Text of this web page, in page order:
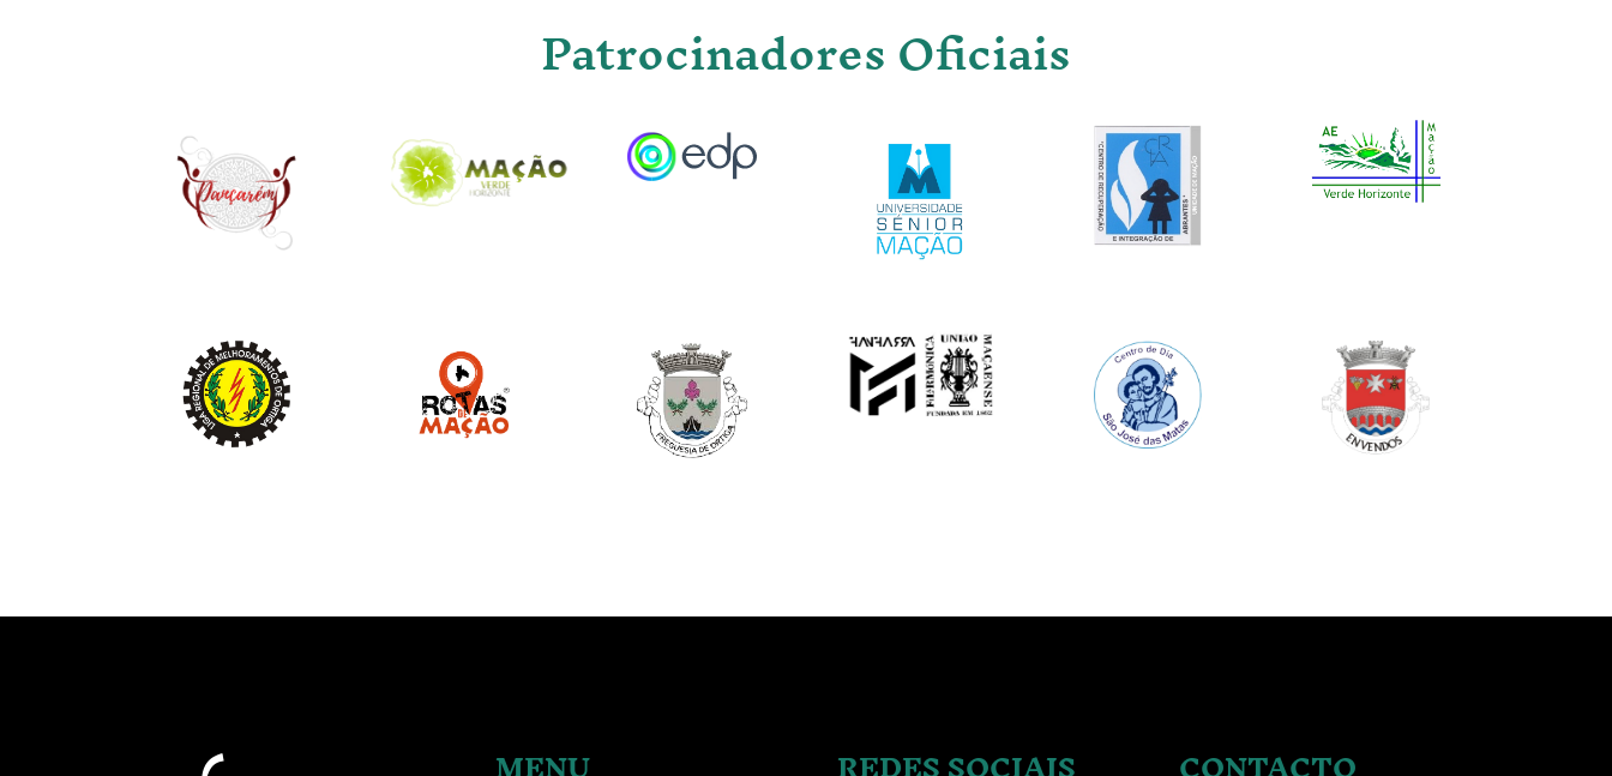
Patrocinadores Oficiais
Image Image Image Image Image Image
Image Image Image Image Image
Image